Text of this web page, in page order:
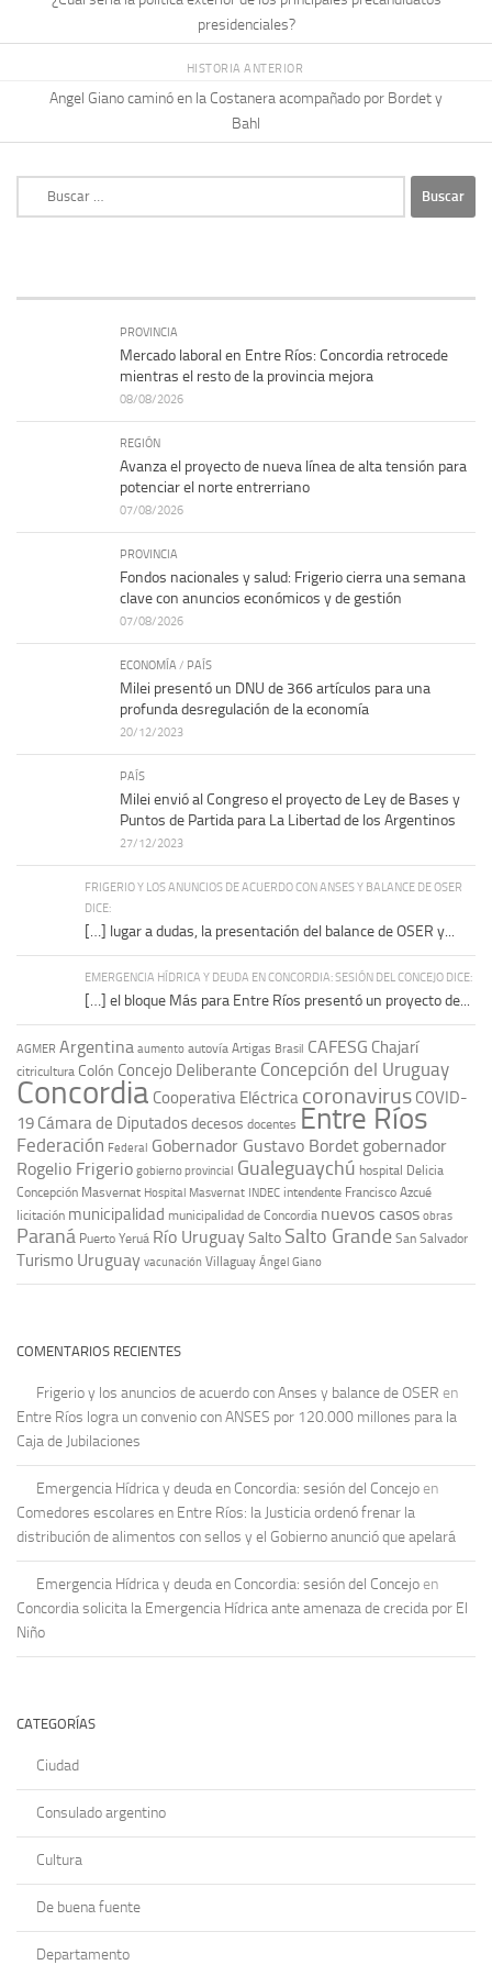
presidenciales?
HISTORIA ANTERIOR
Angel Giano caminó en la Costanera acompañado por Bordet y
Bahl
PROVINCIA
Mercado laboral en Entre Ríos: Concordia retrocede
mientras el resto de la provincia mejora
08/08/2026
REGIÓN
Avanza el proyecto de nueva línea de alta tensión para
potenciar el norte entrerriano
07/08/2026
PROVINCIA
Fondos nacionales y salud: Frigerio cierra una semana
clave con anuncios económicos y de gestión
07/08/2026
ECONOMÍA / PAÍS
Milei presentó un DNU de 366 artículos para una
profunda desregulación de la economía
20/12/2023
PAÍS
Milei envió al Congreso el proyecto de Ley de Bases y
Puntos de Partida para La Libertad de los Argentinos
27/12/2023
FRIGERIO Y LOS ANUNCIOS DE ACUERDO CON ANSES Y BALANCE DE OSER
DICE:
[…] lugar a dudas, la presentación del balance de OSER y...
EMERGENCIA HÍDRICA Y DEUDA EN CONCORDIA: SESIÓN DEL CONCEJO DICE:
[…] el bloque Más para Entre Ríos presentó un proyecto de...
AGMER Argentina aumento autovía Artigas Brasil CAFESG Chajarí
citricultura Colón Concejo Deliberante Concepción del Uruguay
Concordia Cooperativa Eléctrica coronavirus COVID-
19 Cámara de Diputadosdecesos docentes Entre Ríos
Federación Federal Gobernador Gustavo Bordet gobernador
Rogelio Frigerio gobierno provincial Gualeguaychú hospital Delicia
Concepción Masvernat Hospital Masvernat INDEC intendente Francisco Azcué
licitación municipalidad municipalidad de Concordia nuevos casos obras
Paraná Puerto Yeruá Río UruguaySalto Salto Grande San Salvador
Turismo Uruguay vacunación Villaguay Ángel Giano
COMENTARIOS RECIENTES
Frigerio y los anuncios de acuerdo con Anses y balance de OSER en
Entre Ríos logra un convenio con ANSES por 120.000 millones para la
Caja de Jubilaciones
Emergencia Hídrica y deuda en Concordia: sesión del Concejo en
Comedores escolares en Entre Ríos: la Justicia ordenó frenar la
distribución de alimentos con sellos y el Gobierno anunció que apelará
Emergencia Hídrica y deuda en Concordia: sesión del Concejo en
Concordia solicita la Emergencia Hídrica ante amenaza de crecida por El
Niño
CATEGORÍAS
Ciudad
Consulado argentino
Cultura
De buena fuente
Departamento